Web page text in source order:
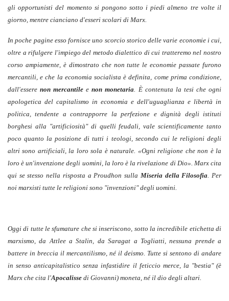
gli opportunisti del momento si pongono sotto i piedi almeno tre volte il
giorno, mentre cianciano d'esseri scolari di Marx.
In poche pagine esso fornisce uno scorcio storico delle varie economie i cui,
oltre a rifulgere l'impiego del metodo dialettico di cui tratteremo nel nostro
corso ampiamente, è dimostrato che non tutte le economie passate furono
mercantili, e che la economia socialista è definita, come prima condizione,
dall'esserenon mercantile enon monetaria. È contenuta la tesi che ogni
apologetica del capitalismo in economia e dell'uguaglianza e libertà in
politica, tendente a contrapporre la perfezione e dignità degli istituti
borghesi alla "artificiosità" di quelli feudali, vale scientificamente tanto
poco quanto la posizione di tutti i teologi, secondo cui le religioni degli
altri sono artificiali, la loro sola è naturale. «Ogni religione che non è la
loro è un'invenzione degli uomini, la loro è la rivelazione di Dio». Marx cita
qui se stesso nella risposta a Proudhon sulla Miseria della Filosofia. Per
noi marxisti tutte le religioni sono "invenzioni" degli uomini.
Oggi di tutte le sfumature che si inseriscono, sotto la incredibile etichetta di
marxismo, da Attlee a Stalin, da Saragat a Togliatti, nessuna prende a
battere in breccia il mercantilismo, né il deismo. Tutte si sentono di andare
in senso anticapitalistico senza infastidire il feticcio merce, la "bestia" (è
Marx che cita l'Apocalisse di Giovanni) moneta, né il dio degli altari.